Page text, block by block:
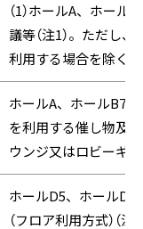
（1）ホールA、ホー
議等（注1）。ただし
利用する場合を除く。
ホールA、ホールB7
を利用する催し物及
ウンジ又はロビーギ
ホールD5、ホールD1
（フロア利用方式）（